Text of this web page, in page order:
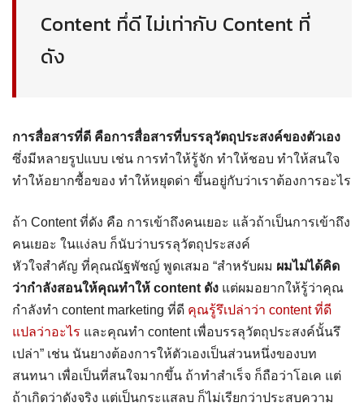
Content ทึ่ดี ไม่เท่ากับ Content ที่
ดัง
การสื่อสารที่ดี คือการสื่อสารที่บรรลุวัตถุประสงค์ของตัวเอง
ซึ่งมีหลายรูปแบบ เช่น การทำให้รู้จัก ทำให้ชอบ ทำให้สนใจ
ทำให้อยากซื้อของ ทำให้หยุดด่า ขึ้นอยู่กับว่าเราต้องการอะไร
ถ้า Content ที่ดัง คือ การเข้าถึงคนเยอะ แล้วถ้าเป็นการเข้าถึง
คนเยอะ ในแง่ลบ ก็นับว่าบรรลุวัตถุประสงค์
หัวใจสำคัญ ที่คุณณัฐพัชญ์ พูดเสมอ “สำหรับผม ผมไม่ได้คิด
ว่ากำลังสอนให้คุณทำให้ content ดัง แต่ผมอยากให้รู้ว่าคุณ
กำลังทำ content marketing ที่ดี คุณรู้รึเปล่าว่า content ที่ดี
แปลว่าอะไร และคุณทำ content เพื่อบรรลุวัตถุประสงค์นั้นรึ
เปล่า” เช่น นันยางต้องการให้ตัวเองเป็นส่วนหนึ่งของบท
สนทนา เพื่อเป็นที่สนใจมากขึ้น ถ้าทำสำเร็จ ก็ถือว่าโอเค แต่
ถ้าเกิดว่าดังจริง แต่เป็นกระแสลบ ก็ไม่เรียกว่าประสบความ